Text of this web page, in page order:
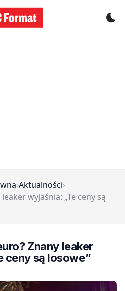
›Aktualności›
wyjaśnia: „Te ceny są
Znany leaker
ceny są losowe”